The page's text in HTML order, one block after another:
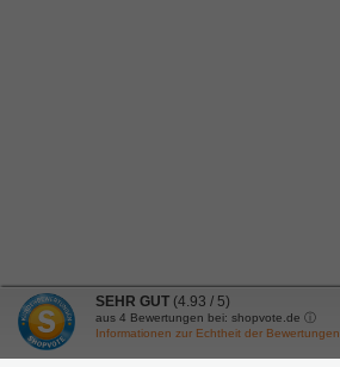
SEHR GUT (4.93 / 5)
aus 4 Bewertungen bei: shopvote.de ⓘ
Informationen zur Echtheit der Bewertungen